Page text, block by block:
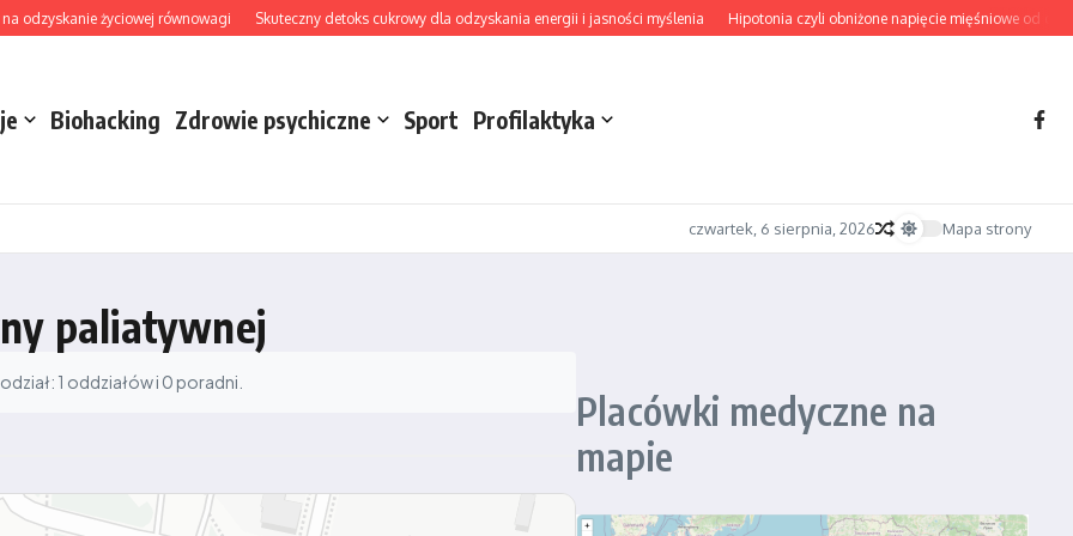
odzyskanie życiowej równowagi Skuteczny detoks cukrowy dla odzyskania energii i jasności myślenia Hipotonia czyli obniżone napięcie mięśniowe od
Biohacking Zdrowie psychiczne Sport Profilaktyka
czwartek, 6 sierpnia, 2026 Mapa strony
paliatywnej
1 oddziałów i 0 poradni.
Placówki medyczne na
mapie